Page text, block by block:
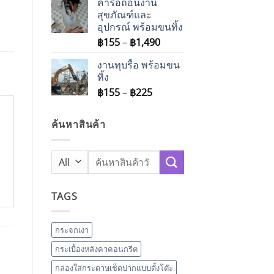
สุขภัณฑ์และ
อุปกรณ์ พร้อมขนทิ้ง
฿155 – ฿1,490Price
฿155
งานทุบรื้อ พร้อมขน
ทิ้ง
฿155 – ฿225Price
ค้นหาสินค้า
Search
for:
TAGS
กระจกเงา
กระเบื้องหลังคาคอนกรีต
กล่องใส่กระดาษเช็ดปากแบบตั้งโต๊ะ